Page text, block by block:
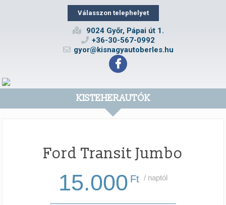
Válasszon telephelyet
9024 Győr, Pápai út 1.
+36-30-567-0992
gyor@kisnagyautoberles.hu
KISTEHERAUTÓK
Ford Transit Jumbo
15.000 Ft / naptól